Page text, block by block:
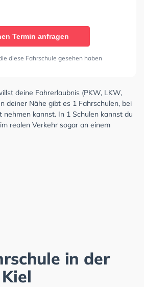
Termin anfragen
diese Fahrschule gesehen haben
deine Fahrerlaubnis (PKW, LKW,
deiner Nähe gibt es 1 Fahrschulen, bei
kannst. In 1 Schulen kannst du
realen Verkehr sogar an einem
in der